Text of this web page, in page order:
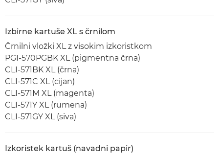
Izbirne kartuše XL s črnilom
Črnilni vložki XL z visokim izkoristkom
PGI-570PGBK XL (pigmentna črna)
CLI-571BK XL (črna)
CLI-571C XL (cijan)
CLI-571M XL (magenta)
CLI-571Y XL (rumena)
CLI-571GY XL (siva)
Izkoristek kartuš (navadni papir)